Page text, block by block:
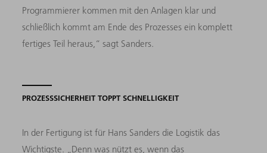
Programmierer kommen mit den Anlagen klar und
schließlich kommt am Ende des Prozesses ein komplett
fertiges Teil heraus,“ sagt Sanders.
PROZESSSICHERHEIT TOPPT SCHNELLIGKEIT
In der Fertigung ist für Hans Sanders die Logistik das
Wichtigste. „Denn was nützt es, wenn das